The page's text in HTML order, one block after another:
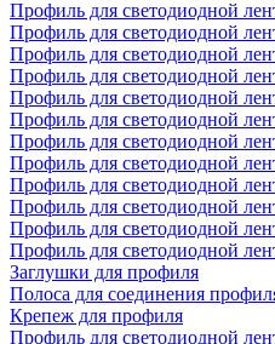
Профиль для светодиодной
Профиль для светодиодной
Профиль для светодиодной
Профиль для светодиодной
Профиль для светодиодной
Профиль для светодиодной
Профиль для светодиодной
Профиль для светодиодной
Профиль для светодиодной
Профиль для светодиодной
Профиль для светодиодной
Профиль для светодиодной
Заглушки для профиля
Полоса для соединения
Крепеж для профиля
Профиль для светодиодной